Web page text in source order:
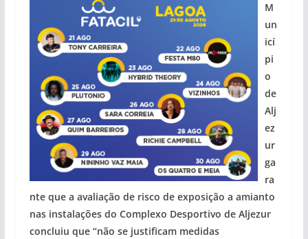
M
un
icí
pi
o
de
Alj
ez
ur
ga
ra
nte que a avaliação de risco de exposição a amianto
nas instalações do Complexo Desportivo de Aljezur
concluiu que “não se justificam medidas